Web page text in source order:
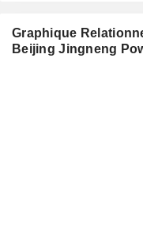
Graphique
Beijing Jingneng